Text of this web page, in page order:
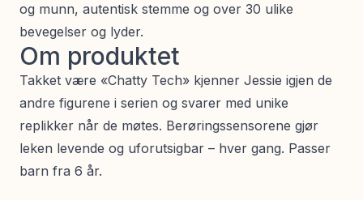
og munn, autentisk stemme og over 30 ulike
bevegelser og lyder.
Om produktet
Takket være «Chatty Tech» kjenner Jessie igjen de
andre figurene i serien og svarer med unike
replikker når de møtes. Berøringssensorene gjør
leken levende og uforutsigbar – hver gang. Passer
barn fra 6 år.